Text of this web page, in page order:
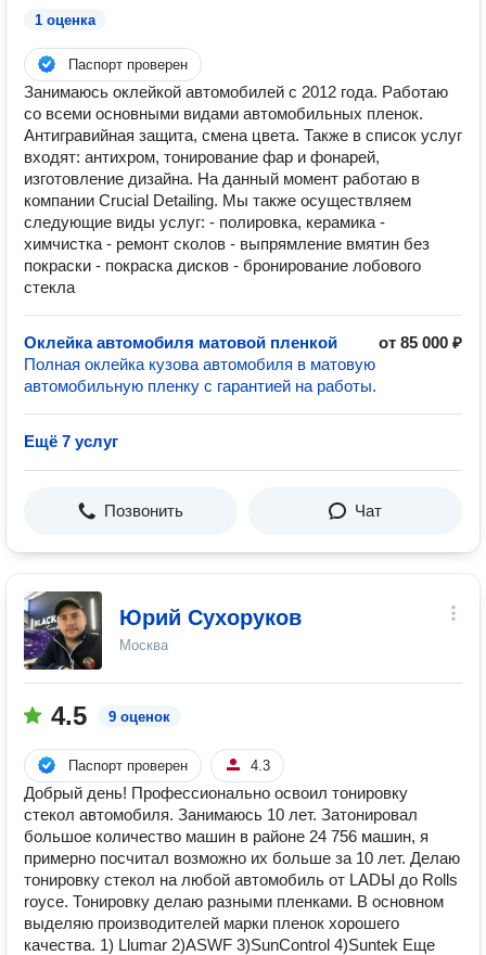
1 оценка
Паспорт проверен
Занимаюсь оклейкой автомобилей с 2012 года. Работаю
со всеми основными видами автомобильных пленок.
Антигравийная защита, смена цвета. Также в список услуг
входят: антихром, тонирование фар и фонарей,
изготовление дизайна. На данный момент работаю в
компании Crucial Detailing. Мы также осуществляем
следующие виды услуг: - полировка, керамика -
химчистка - ремонт сколов - выпрямление вмятин без
покраски - покраска дисков - бронирование лобового
стекла
Оклейка автомобиля матовой пленкой
от 85 000 ₽
Полная оклейка кузова автомобиля в матовую
автомобильную пленку с гарантией на работы.
Ещё 7 услуг
Позвонить Чат
Юрий Сухоруков
Москва
4.5 9 оценок
Паспорт проверен 4.3
Добрый день! Профессионально освоил тонировку
стекол автомобиля. Занимаюсь 10 лет. Затонировал
большое количество машин в районе 24 756 машин, я
примерно посчитал возможно их больше за 10 лет. Делаю
тонировку стекол на любой автомобиль от LADЫ до Rolls
royce. Тонировку делаю разными пленками. В основном
выделяю производителей марки пленок хорошего
качества. 1) Llumar 2)ASWF 3)SunControl 4)Suntek Еще